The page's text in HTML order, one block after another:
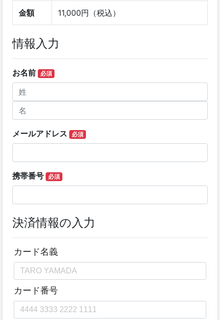
金額 11,000円（税込）
情報入力
お名前 必須
メールアドレス 必須
携帯番号 必須
決済情報の入力